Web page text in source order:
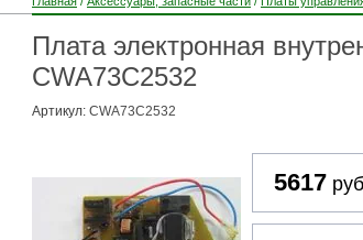
Плата электронная
CWA73C2532
Артикул: CWA73C2532
5617